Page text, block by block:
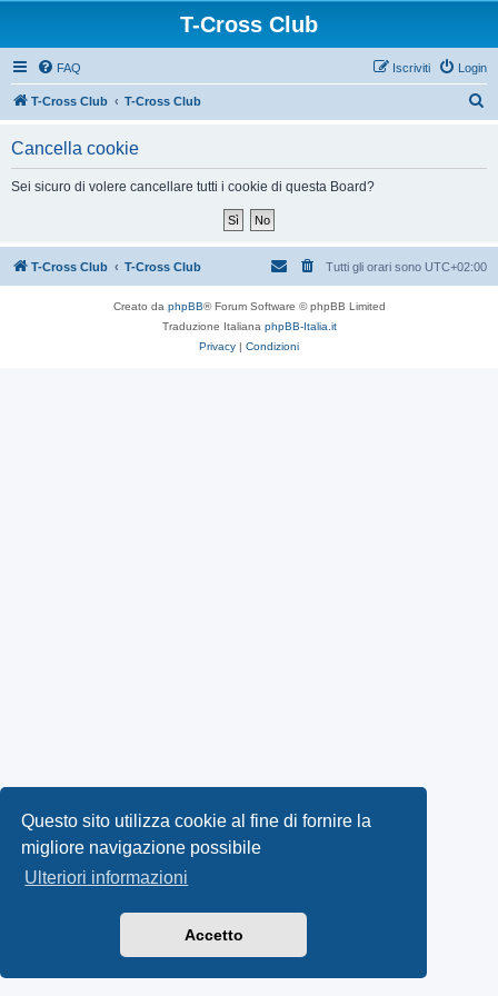
Questo sito utilizza cookie al fine di fornire la
migliore navigazione possibile
Ulteriori informazioni
Accetto
T-Cross Club
FAQ Login
Iscriviti
T-Cross Club T-Cross Club
Cancella cookie
Sei sicuro di volere cancellare tutti i cookie di questa Board?
T-Cross Club T-Cross Club Tutti gli orari sono UTC+02:00
Creato da phpBB® Forum Software © phpBB Limited
Traduzione Italiana phpBB-Italia.it
Privacy | Condizioni